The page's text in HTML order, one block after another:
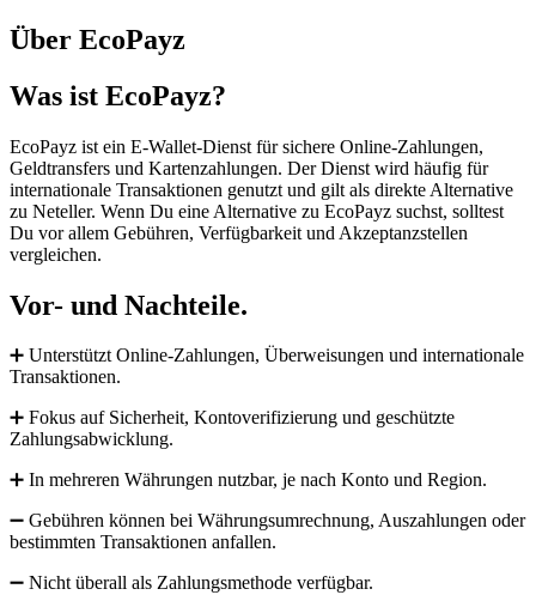
Über EcoPayz
Was ist EcoPayz?
EcoPayz ist ein E-Wallet-Dienst für sichere Online-Zahlungen,
Geldtransfers und Kartenzahlungen. Der Dienst wird häufig für
internationale Transaktionen genutzt und gilt als direkte Alternative
zu Neteller. Wenn Du eine Alternative zu EcoPayz suchst, solltest
Du vor allem Gebühren, Verfügbarkeit und Akzeptanzstellen
vergleichen.
Vor- und Nachteile.
➕ Unterstützt Online-Zahlungen, Überweisungen und internationale
Transaktionen.
➕ Fokus auf Sicherheit, Kontoverifizierung und geschützte
Zahlungsabwicklung.
➕ In mehreren Währungen nutzbar, je nach Konto und Region.
➖ Gebühren können bei Währungsumrechnung, Auszahlungen oder
bestimmten Transaktionen anfallen.
➖ Nicht überall als Zahlungsmethode verfügbar.